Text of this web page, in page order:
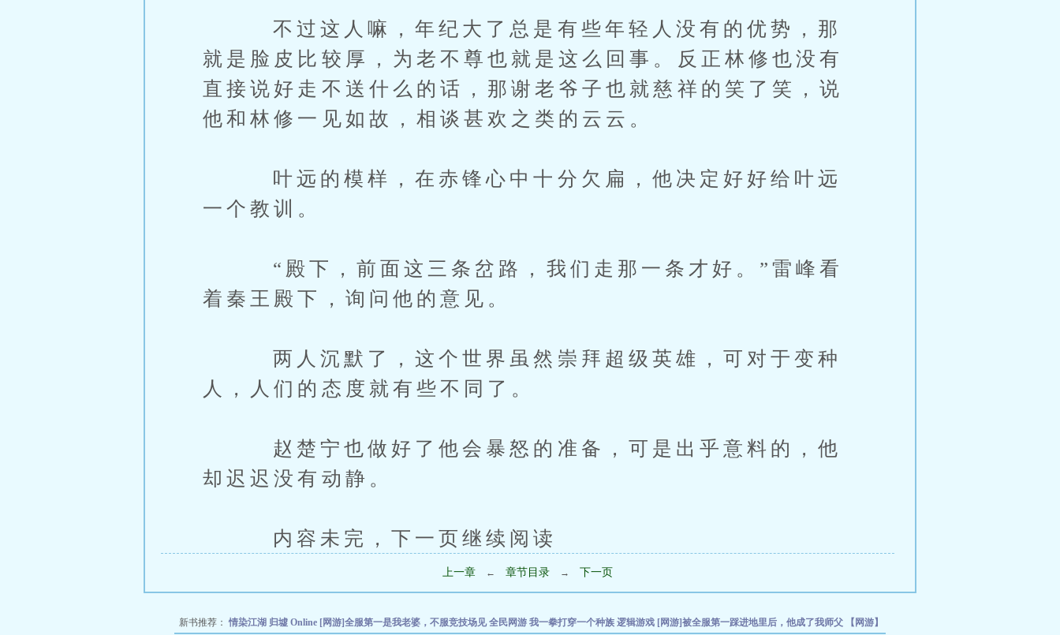
不过这人嘛，年纪大了总是有些年轻人没有的优势，那
就是脸皮比较厚，为老不尊也就是这么回事。反正林修也没有
直接说好走不送什么的话，那谢老爷子也就慈祥的笑了笑，说
他和林修一见如故，相谈甚欢之类的云云。
叶远的模样，在赤锋心中十分欠扁，他决定好好给叶远
一个教训。
“殿下，前面这三条岔路，我们走那一条才好。”雷峰看
着秦王殿下，询问他的意见。
两人沉默了，这个世界虽然崇拜超级英雄，可对于变种
人，人们的态度就有些不同了。
赵楚宁也做好了他会暴怒的准备，可是出乎意料的，他
却迟迟没有动静。
内容未完，下一页继续阅读
上一章 ← 章节目录 → 下一页
新书推荐： 情染江湖 归墟 Online [网游]全服第一是我老婆，不服竞技场见全民网游 我一拳打穿一个种族 逻辑游戏 [网游]被全服第一踩进地里后，他成了我师父 【网游】